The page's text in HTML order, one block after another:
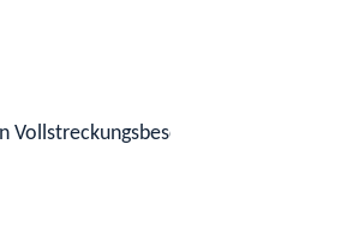
erhalten,